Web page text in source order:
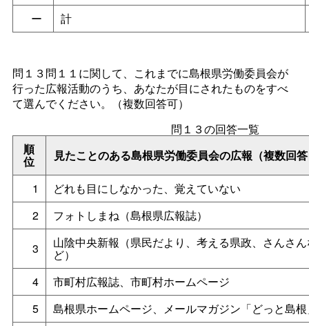
ー
計
問１３問１１に関して、これまでに島根県労働委員会が
行った広報活動のうち、あなたが目にされたものをすべ
て選んでください。（複数回答可）
順
位 見たことのある島根県労働委員会の広報（複数回
問１３の回答一覧
1
どれも目にしなかった、覚えていない
2
フォトしまね（島根県広報誌）
3 山陰中央新報（県民だより、考える県政、さんさ
ど）
4
市町村広報誌、市町村ホームページ
5
島根県ホームページ、メールマガジン「どっと島